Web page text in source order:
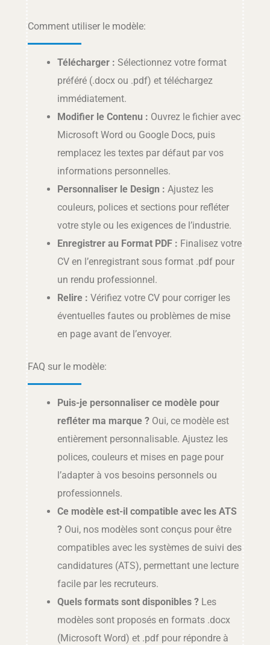
Comment utiliser le modèle:
Télécharger : Sélectionnez votre format
préféré (.docx ou .pdf) et téléchargez
immédiatement.
Modifier le Contenu : Ouvrez le fichier avec
Microsoft Word ou Google Docs, puis
remplacez les textes par défaut par vos
informations personnelles.
Personnaliser le Design : Ajustez les
couleurs, polices et sections pour refléter
votre style ou les exigences de l’industrie.
Enregistrer au Format PDF : Finalisez votre
CV en l’enregistrant sous format .pdf pour
un rendu professionnel.
Relire : Vérifiez votre CV pour corriger les
éventuelles fautes ou problèmes de mise
en page avant de l’envoyer.
FAQ sur le modèle:
Puis-je personnaliser ce modèle pour
refléter ma marque ?Oui, ce modèle est
entièrement personnalisable. Ajustez les
polices, couleurs et mises en page pour
l’adapter à vos besoins personnels ou
professionnels.
Ce modèle est-il compatible avec les ATS
?Oui, nos modèles sont conçus pour être
compatibles avec les systèmes de suivi des
candidatures (ATS), permettant une lecture
facile par les recruteurs.
Quels formats sont disponibles ?Les
modèles sont proposés en formats .docx
(Microsoft Word) et .pdf pour répondre à